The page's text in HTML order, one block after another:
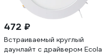
472 ₽
Встраиваемый круглый
даунлайт с драйвером Ecola